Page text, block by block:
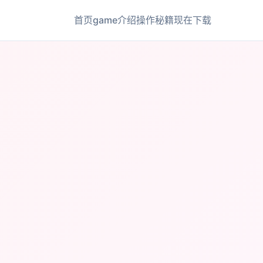
首页game介绍操作秘籍现在下载